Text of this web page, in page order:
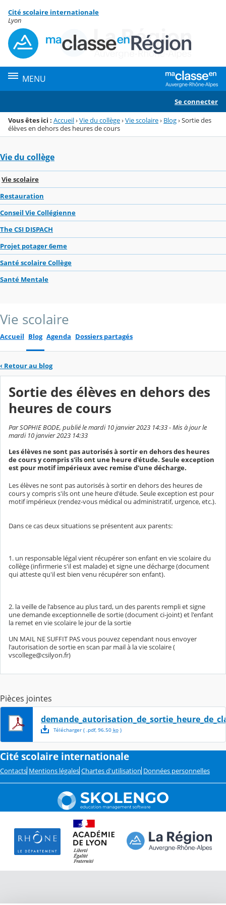
Menu de la rubrique
Contenu
Cité scolaire internationale
Lyon
MENU
Se connecter
Vous êtes ici : Accueil›Vie du collège›Vie scolaire› Blog›Sortie des
élèves en dehors des heures de cours
Vie du collège
Vie scolaire
Restauration
Conseil Vie Collégienne
The CSI DISPACH
Projet potager 6eme
Santé scolaire Collège
Santé Mentale
Vie scolaire
Accueil Blog Agenda Dossiers partagés
‹ Retour au blog
Sortie des élèves en dehors des
heures de cours
Par SOPHIE BODE, publié le mardi 10 janvier 2023 14:33 - Mis à jour le
mardi 10 janvier 2023 14:33
Les élèves ne sont pas autorisés à sortir en dehors des heures
de cours y compris s'ils ont une heure d'étude. Seule exception
est pour motif impérieux avec remise d'une décharge.
Les élèves ne sont pas autorisés à sortir en dehors des heures de
cours y compris s'ils ont une heure d'étude. Seule exception est pour
motif impérieux (rendez-vous médical ou administratif, urgence, etc.).
Dans ce cas deux situations se présentent aux parents:
1. un responsable légal vient récupérer son enfant en vie scolaire du
collège (infirmerie s'il est malade) et signe une décharge (document
qui atteste qu'il est bien venu récupérer son enfant).
2. la veille de l'absence au plus tard, un des parents rempli et signe
une demande exceptionnelle de sortie (document ci-joint) et l'enfant
la remet en vie scolaire le jour de la sortie
UN MAIL NE SUFFIT PAS vous pouvez cependant nous envoyer
l'autorisation de sortie en scan par mail à la vie scolaire (
vscollege@csilyon.fr)
Pièces jointes
Télécharger( .pdf, 96.50 ko)
Cité scolaire internationale
Contacts Mentions légales Chartes d'utilisation Données personnelles